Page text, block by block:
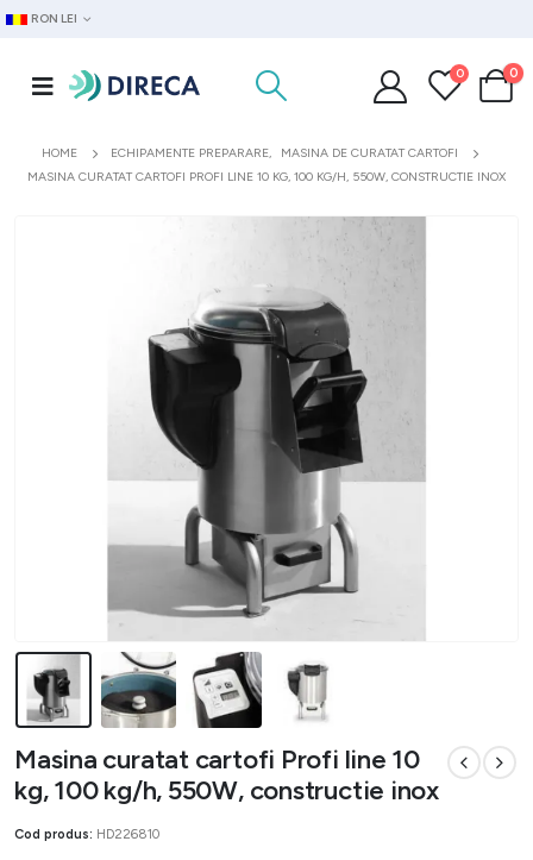
RON LEI
0 0
HOME ECHIPAMENTE PREPARARE,
MASINA DE CURATAT CARTOFI
MASINA CURATAT CARTOFI PROFI LINE 10 KG, 100 KG/H, 550W, CONSTRUCTIE INOX
Masina curatat cartofi Profi line 10
kg, 100 kg/h, 550W, constructie inox
Cod produs: HD226810